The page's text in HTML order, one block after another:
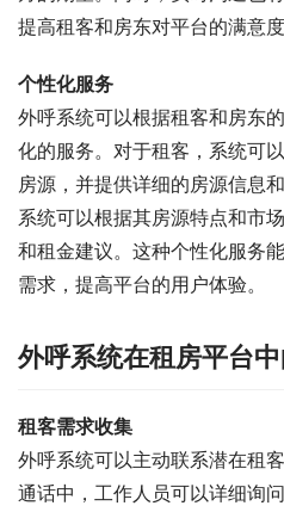
提高租客和房东对平台的满意度
个性化服务
外呼系统可以根据租客和房东
化的服务。对于租客，系统可
房源，并提供详细的房源信息
系统可以根据其房源特点和市
和租金建议。这种个性化服务
需求，提高平台的用户体验。
外呼系统在租房平台
租客需求收集
外呼系统可以主动联系潜在租
通话中，工作人员可以详细询